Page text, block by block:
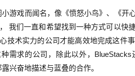
小游戏而闻名，像《愤怒小鸟》、《
我们一直和希望找到一种方式可以快
心技术实力的公司才能高效地完成这件
需求的公司，除此以外，
兴奋地描述与蓝叠的合作。